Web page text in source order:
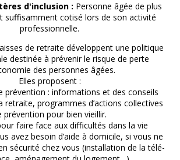
d'inclusion : Personne âgée de plus
suffisamment cotisé lors de son activité
professionnelle.
de retraite développent une politique
destinée à prévenir le risque de perte
des personnes âgées.
Elles proposent :
prévention : informations et des conseils
retraite, programmes d’actions collectives
prévention pour bien vieillir.
faire face aux difficultés dans la vie
avez besoin d’aide à domicile, si vous ne
sécurité chez vous (installation de la télé-